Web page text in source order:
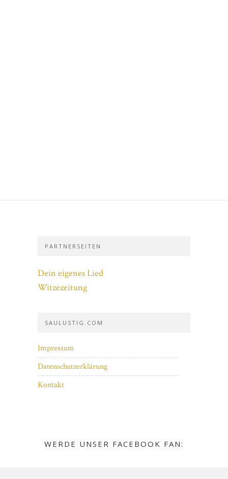
PARTNERSEITEN
Dein eigenes Lied
Witzezeitung
SAULUSTIG.COM
Impressum
Datenschutzerklärung
Kontakt
WERDE UNSER FACEBOOK FAN: